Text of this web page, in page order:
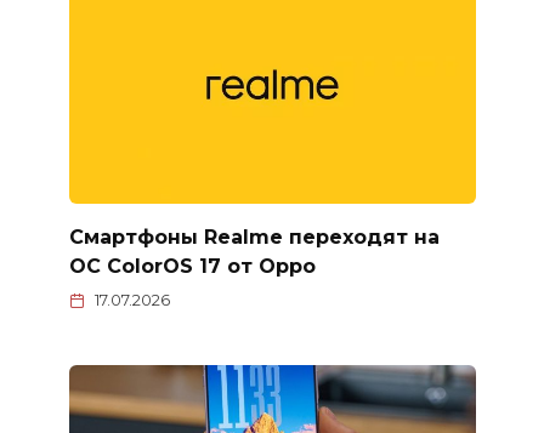
Смартфоны Realme переходят на
ОС ColorOS 17 от Oppo
17.07.2026